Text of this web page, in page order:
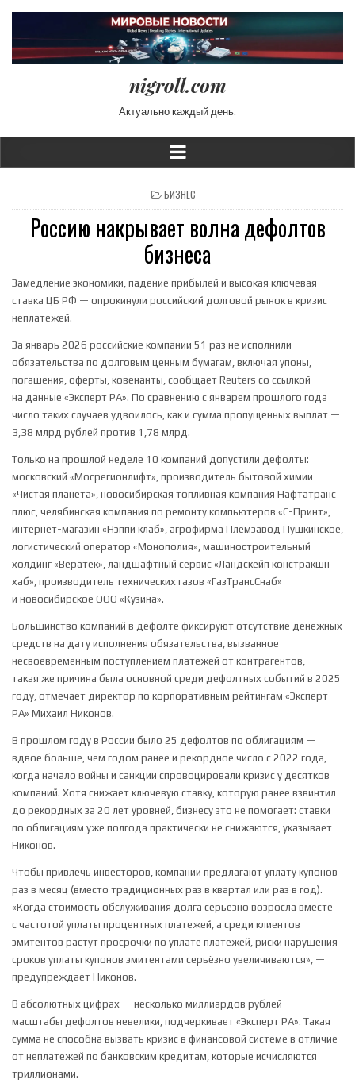
nigroll.com
Актуально каждый день.
POSTED IN
БИЗНЕС
Россию накрывает волна дефолтов
бизнеса
Замедление экономики, падение прибылей и высокая ключевая
ставка ЦБ РФ — опрокинули российский долговой рынок в кризис
неплатежей.
За январь 2026 российские компании 51 раз не исполнили
обязательства по долговым ценным бумагам, включая упоны,
погашения, оферты, ковенанты, сообщает Reuters со ссылкой
на данные «Эксперт РА». По сравнению с январем прошлого года
число таких случаев удвоилось, как и сумма пропущенных выплат —
3,38 млрд рублей против 1,78 млрд.
Только на прошлой неделе 10 компаний допустили дефолты:
московский «Мосрегионлифт», производитель бытовой химии
«Чистая планета», новосибирская топливная компания Нафтатранс
плюс, челябинская компания по ремонту компьютеров «С-Принт»,
интернет-магазин «Нэппи клаб», агрофирма Племзавод Пушкинское,
логистический оператор «Монополия», машиностроительный
холдинг «Вератек», ландшафтный сервис «Ландскейп констракшн
хаб», производитель технических газов «ГазТрансСнаб»
и новосибирское ООО «Кузина».
Большинство компаний в дефолте фиксируют отсутствие денежных
средств на дату исполнения обязательства, вызванное
несвоевременным поступлением платежей от контрагентов,
такая же причина была основной среди дефолтных событий ⁠в 2025
году, отмечает директор по корпоративным рейтингам «Эксперт
РА» Михаил Никонов.
В прошлом году в России было 25 дефолтов по облигациям —
вдвое больше, чем годом ранее и рекордное число с 2022 года,
когда начало войны и санкции спровоцировали кризис у десятков
компаний. Хотя снижает ключевую ставку, которую ранее взвинтил
до рекордных за 20 лет уровней, бизнесу это не помогает: ставки
по облигациям уже полгода практически не снижаются, указывает
Никонов.
Чтобы привлечь инвесторов, компании предлагают уплату купонов
раз в месяц (вместо традиционных раз в квартал или раз в год).
«Когда стоимость обслуживания долга серьезно возросла вместе
с частотой уплаты процентных платежей, а среди клиентов
эмитентов растут просрочки по уплате платежей, риски нарушения
сроков уплаты купонов эмитентами серьёзно увеличиваются», —
предупреждает Никонов.
В абсолютных цифрах — несколько миллиардов рублей —
масштабы дефолтов невелики, подчеркивает «Эксперт РА». Такая
сумма не способна вызвать кризис в финансовой системе в отличие
от неплатежей по банковским кредитам, которые исчисляются
триллионами.